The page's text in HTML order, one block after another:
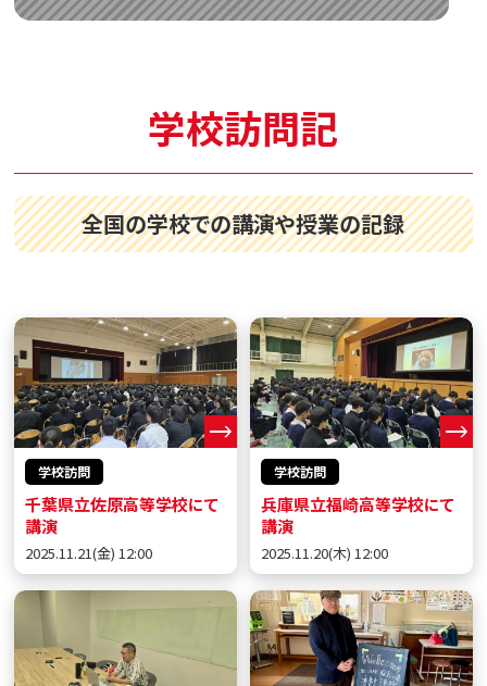
学校訪問記
全国の学校での講演や授業の記録
学校訪問
千葉県立佐原高等学校にて
講演
2025.11.21(金) 12:00
学校訪問
兵庫県立福崎高等学校にて
講演
2025.11.20(木) 12:00